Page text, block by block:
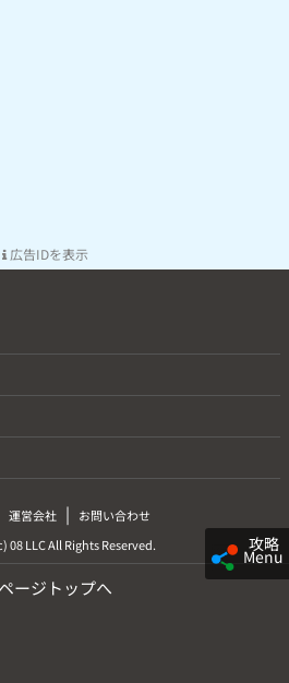
攻略
Menu
広告IDを表示
運営会社 |
お問い合わせ
08 LLC All Rights Reserved.
ージトップへ